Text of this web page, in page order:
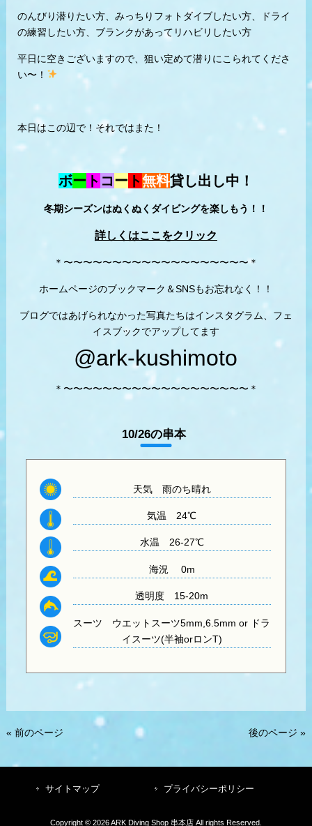
のんびり潜りたい方、みっちりフォトダイブしたい方、ドライ
の練習したい方、ブランクがあってリハビリしたい方
平日に空きございますので、狙い定めて潜りにこられてくださ
い〜！
本日はこの辺で！それではまた！
ボー ト コー ト無料貸し出し中！
冬期シーズンはぬくぬくダイビングを楽しもう！！
詳しくはここをクリック
＊〜〜〜〜〜〜〜〜〜〜〜〜〜〜〜〜〜〜〜＊
ホームページのブックマーク＆SNSもお忘れなく！！
ブログではあげられなかった写真たちはインスタグラム、フェ
イスブックでアップしてます
@ark-kushimoto
＊〜〜〜〜〜〜〜〜〜〜〜〜〜〜〜〜〜〜〜＊
10/26の串本
天気雨のち晴れ
気温 24℃
水温 26-27℃
海況 0m
透明度 15-20m
スーツ ウエットスーツ5mm,6.5mm or ドラ
イスーツ(半袖orロンT)
« 前のページ 後のページ »
サイトマップ プライバシーポリシー
Copyright © 2026 ARK Diving Shop 串本店 All rights Reserved.